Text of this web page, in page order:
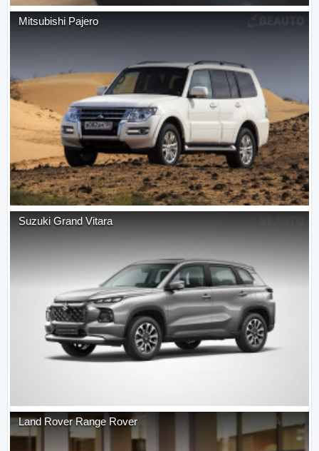
Mitsubishi Pajero
Suzuki Grand Vitara
Land Rover Range Rover